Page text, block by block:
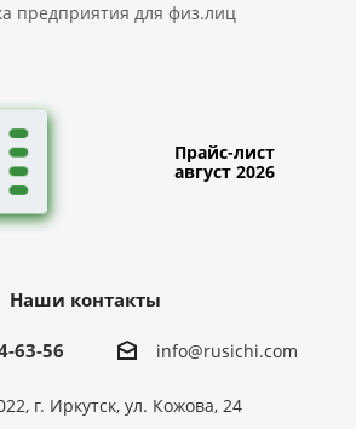
предприятия для физ.лиц
Прайс-лист
август 2026
Наши контакты
63-56 info@rusichi.com
г. Иркутск, ул. Кожова, 24